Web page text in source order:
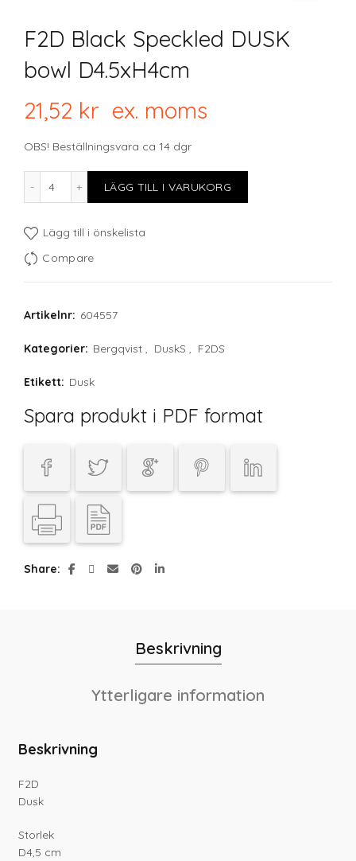
F2D Black Speckled DUSK
bowl D4.5xH4cm
21,52 kr ex. moms
OBS! Beställningsvara ca 14 dgr
F2D Black Speckled DUSK bowl D4.5xH4cm mängd
LÄGG TILL I VARUKORG
Lägg till i önskelista
Compare
Artikelnr: 604557
Kategorier: Bergqvist , DuskS , F2DS
Etikett: Dusk
Spara produkt i PDF format
Share
Beskrivning
Ytterligare information
Beskrivning
F2D
Dusk
Storlek
D4,5 cm